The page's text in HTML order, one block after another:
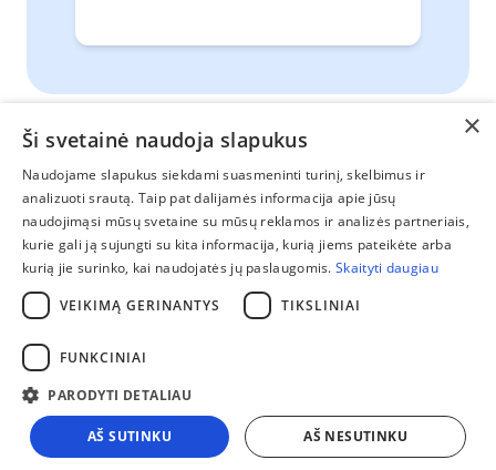
Нас можно найти:
Facebook
Instagram
Susisiekite:
+37060475000
info@ae-trans.lt
Политика конфиденциальности
Общие условия
© 2026 AE-trans.lt. Все права защищены.
×
Ši svetainė naudoja slapukus
Naudojame slapukus siekdami suasmeninti turinį, skelbimus ir
analizuoti srautą. Taip pat dalijamės informacija apie jūsų
naudojimąsi mūsų svetaine su mūsų reklamos ir analizės partneriais,
kurie gali ją sujungti su kita informacija, kurią jiems pateikėte arba
kurią jie surinko, kai naudojatės jų paslaugomis.Skaityti daugiau
VEIKIMĄ GERINANTYS
TIKSLINIAI
FUNKCINIAI
PARODYTI DETALIAU
AŠ SUTINKU AŠ NESUTINKU